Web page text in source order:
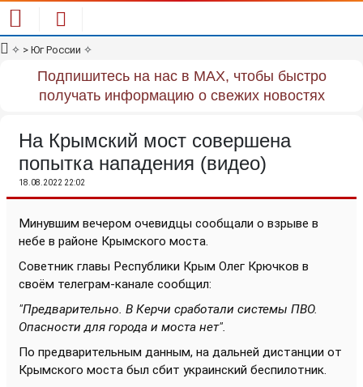
✧ > Юг России ✧
Подпишитесь на нас в MAX, чтобы быстро
получать информацию о свежих новостях
На Крымский мост совершена
попытка нападения (видео)
18.08.2022 22:02
Минувшим вечером очевидцы сообщали о взрыве в
небе в районе Крымского моста.
Советник главы Республики Крым Олег Крючков в
своём телеграм-канале сообщил:
"Предварительно. В Керчи сработали системы ПВО.
Опасности для города и моста нет".
По предварительным данным, на дальней дистанции от
Крымского моста был сбит украинский беспилотник.